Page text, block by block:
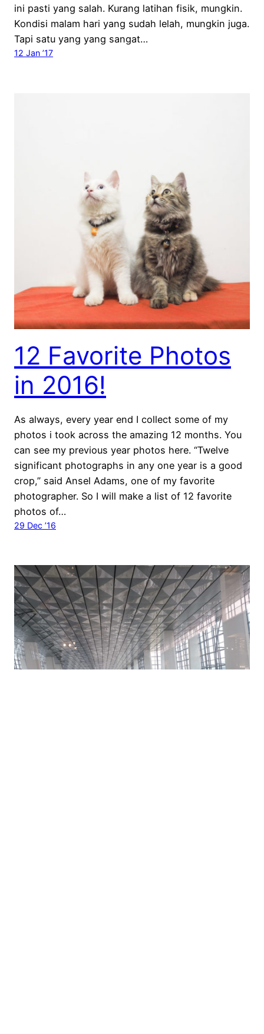
ini pasti yang salah. Kurang latihan fisik, mungkin.
Kondisi malam hari yang sudah lelah, mungkin juga.
Tapi satu yang yang sangat…
12 Jan ’17
12 Favorite Photos
in 2016!
As always, every year end I collect some of my
photos i took across the amazing 12 months. You
can see my previous year photos here. “Twelve
significant photographs in any one year is a good
crop,” said Ansel Adams, one of my favorite
photographer. So I will make a list of 12 favorite
photos of…
29 Dec ’16